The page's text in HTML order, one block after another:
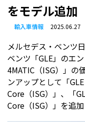
をモデル追加
輸入車情報 2025.06.27
メルセデス・ベンツ
ベンツ「GLE」のエ
4MATIC（ISG）」の
ンアップとして「
Core（ISG）」、「
Core（ISG）」を追加